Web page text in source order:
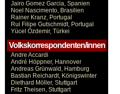
Jairo Gomez Garcia, Spanien
Noel Nascimento, Brasilien
Rainer Kranz, Portugal
Rui Filipe Gutschmidt, Portugal
Yücel Özdemir, Türkei
Volkskorrespondenten/innen
Andre Accardi
André Höppner, Hannover
Andreas Grünwald, Hamburg
Bastian Reichardt, Königswinter
Diethard Möller, Stuttgart
Fritz Theisen, Stuttgart